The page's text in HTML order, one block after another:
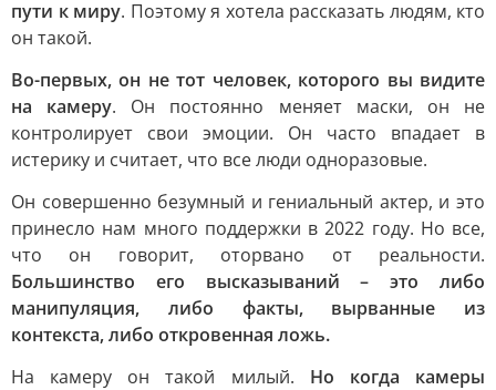
пути к миру. Поэтому я хотела рассказать людям, кто
он такой.
Во-первых, он не тот человек, которого вы видите
на камеру. Он постоянно меняет маски, он не
контролирует свои эмоции. Он часто впадает в
истерику и считает, что все люди одноразовые.
Он совершенно безумный и гениальный актер, и это
принесло нам много поддержки в 2022 году. Но все,
что он говорит, оторвано от реальности.
Большинство его высказываний – это либо
манипуляция, либо факты, вырванные из
контекста, либо откровенная ложь.
На камеру он такой милый. Но когда камеры